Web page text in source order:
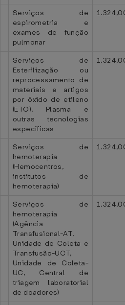
Serviços de
espirometria e
exames de função
pulmonar
Serviços de
Esterilização ou
reprocessamento de
materiais e artigos
por óxido de etileno
(ETO), Plasma e
outras tecnologias
específicas
Serviços de
hemoterapia
(Hemocentros,
institutos de
hemoterapia)
Serviços de
hemoterapia
(Agência
Transfusional-AT,
Unidade de Coleta e
Transfusão-UCT,
Unidade de Coleta-
UC, Central de
triagem laboratorial
de doadores)